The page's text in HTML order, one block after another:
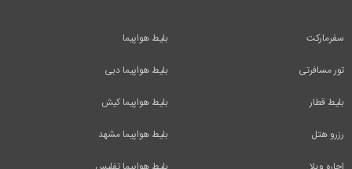
بلیط هواپیما
بلیط هواپیما دبی
بلیط هواپیما کیش
بلیط هواپیما مشهد
سفرمارکت
تور مسافرتی
بلیط قطار
رزرو هتل